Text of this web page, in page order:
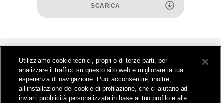
SCARICA
Il progetto
Contatti
Utilizziamo cookie tecnici, propri o di terze parti, per
analizzare il traffico su questo sito web e migliorare la tua
esperienza di navigazione. Puoi acconsentire, inoltre,
all’installazione dei cookie di profilazione, che ci aiutano ad
inviarti pubblicità personalizzata in base al tuo profilo e alle